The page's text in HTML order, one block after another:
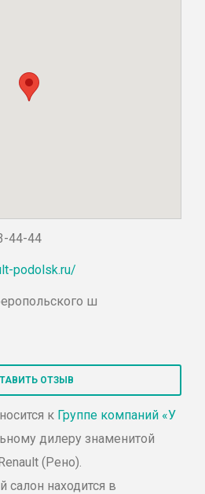
44-44
podolsk.ru/
ш
ОТЗЫВ
к Группе компаний «У
дилеру знаменитой
(Рено).
находится в